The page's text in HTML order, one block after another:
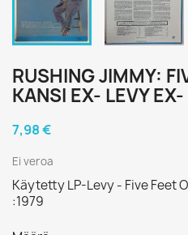
RUSHING JIMMY:
KANSI EX- LEVY
7,98 €
Ei veroa
Käytetty LP-Levy - Five Feet
:1979